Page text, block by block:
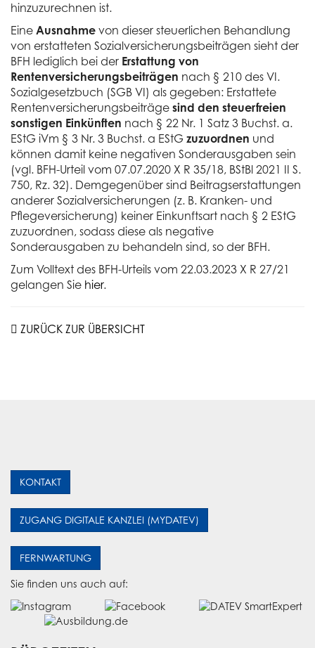
hinzuzurechnen ist.
Eine Ausnahme von dieser steuerlichen Behandlung
von erstatteten Sozialversicherungsbeiträgen sieht der
BFH lediglich bei der Erstattung von
Rentenversicherungsbeiträgen nach § 210 des VI.
Sozialgesetzbuch (SGB VI) als gegeben: Erstattete
Rentenversicherungsbeiträge sind den steuerfreien
sonstigen Einkünften nach § 22 Nr. 1 Satz 3 Buchst. a.
EStG iVm § 3 Nr. 3 Buchst. a EStG zuzuordnen und
können damit keine negativen Sonderausgaben sein
(vgl. BFH-Urteil vom 07.07.2020 X R 35/18, BStBl 2021 II S.
750, Rz. 32). Demgegenüber sind Beitragserstattungen
anderer Sozialversicherungen (z. B. Kranken- und
Pflegeversicherung) keiner Einkunftsart nach § 2 EStG
zuzuordnen, sodass diese als negative
Sonderausgaben zu behandeln sind, so der BFH.
Zum Volltext des BFH-Urteils vom 22.03.2023 X R 27/21
gelangen Sie hier.
ZURÜCK ZUR ÜBERSICHT
KONTAKT
ZUGANG DIGITALE KANZLEI (MYDATEV)
FERNWARTUNG
Sie finden uns auch auf: